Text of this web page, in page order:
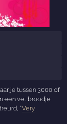
je tussen 3000 of
een vet broodje
“Very